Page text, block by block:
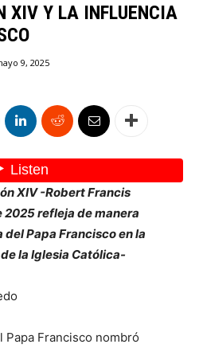
XIV Y LA INFLUENCIA
9, 2025
XIV -Robert Francis
2025 refleja de manera
Papa Francisco en la
la Iglesia Católica-
Francisco nombró